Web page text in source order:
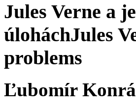
Jules Verne a
úloháchJules
problems
Ľubomír